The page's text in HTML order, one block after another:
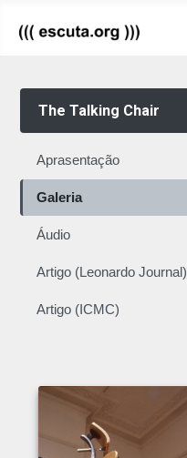
The Talking Chair
Aprasentação
Galeria
Áudio
Artigo (Leonardo Journal)
Artigo (ICMC)